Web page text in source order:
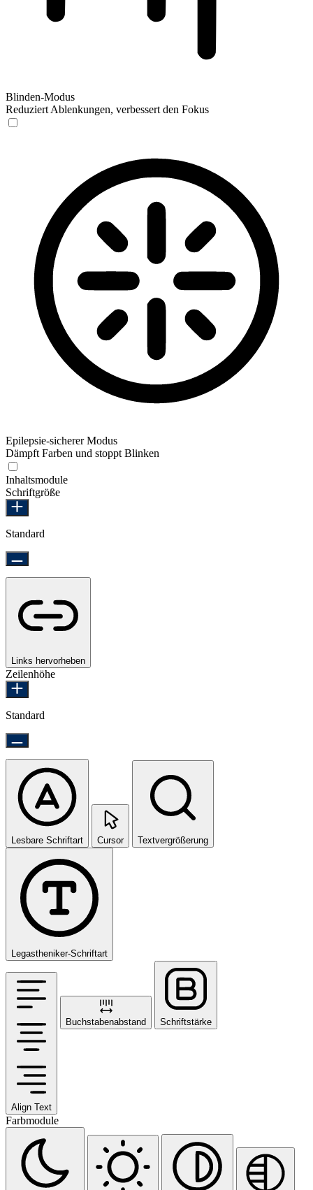
Blinden-Modus
Reduziert Ablenkungen, verbessert den Fokus
Epilepsie-sicherer Modus
Dämpft Farben und stoppt Blinken
Inhaltsmodule
Schriftgröße
Standard
Links hervorheben
Zeilenhöhe
Standard
Lesbare Schriftart Cursor Textvergrößerung
Legastheniker-Schriftart
Align Text
Buchstabenabstand Schriftstärke
Farbmodule